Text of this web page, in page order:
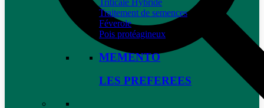
Triticale Hybride
Traitement de semences
Féverole
Pois protéagineux
MEMENTO
LES PREFEREES